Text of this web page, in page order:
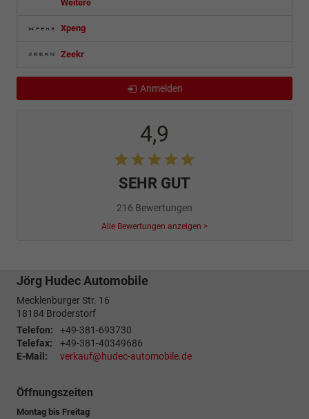
Xpeng
Zeekr
Anmelden
4,9
SEHR GUT
216 Bewertungen
Alle Bewertungen anzeigen >
Jörg Hudec Automobile
Mecklenburger Str. 16
18184 Broderstorf
Telefon:
+49-381-693730
Telefax:
+49-381-40349686
E-Mail:
verkauf@hudec-automobile.de
Öffnungszeiten
Montag bis Freitag